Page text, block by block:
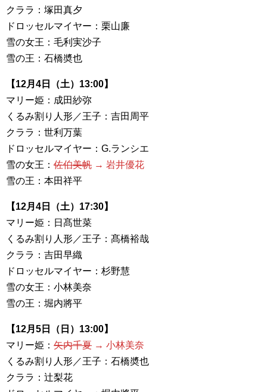
クララ：塚田真夕
ドロッセルマイヤー：栗山廉
雪の女王：毛利実沙子
雪の王：石橋奬也
【12月4日（土）13:00】
マリー姫：成田紗弥
くるみ割り人形／王子：吉田周平
クララ：世利万葉
ドロッセルマイヤー：G.ランシエ
雪の女王： 佐伯美帆 → 岩井優花
雪の王：本田祥平
【12月4日（土）17:30】
マリー姫：日髙世菜
くるみ割り人形／王子：髙橋裕哉
クララ：吉田早織
ドロッセルマイヤー：杉野慧
雪の女王：小林美奈
雪の王：堀内將平
【12月5日（日）13:00】
マリー姫： 矢内千夏 → 小林美奈
くるみ割り人形／王子：石橋奬也
クララ：辻梨花